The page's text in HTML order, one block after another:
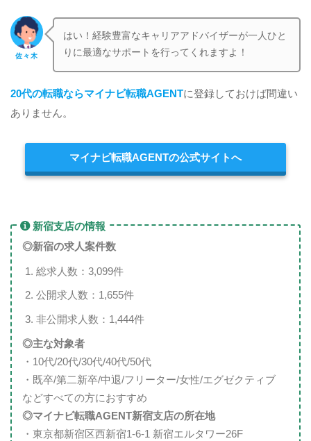
佐々木
はい！経験豊富なキャリアアドバイザーが一人ひと
りに最適なサポートを行ってくれますよ！
20代の転職ならマイナビ転職AGENTに登録しておけば間違い
ありません。
マイナビ転職AGENTの公式サイトへ
新宿支店の情報
◎新宿の求人案件数
総求人数：3,099件
公開求人数：1,655件
非公開求人数：1,444件
◎主な対象者
・10代/20代/30代/40代/50代
・既卒/第二新卒/中退/フリーター/女性/エグゼクティブ
などすべての方におすすめ
◎マイナビ転職AGENT新宿支店の所在地
・東京都新宿区西新宿1-6-1 新宿エルタワー26F